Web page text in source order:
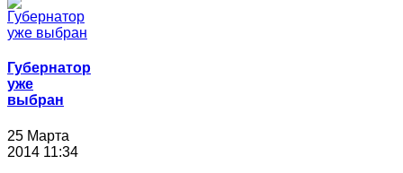
Губернатор
уже
выбран
25 Марта
2014 11:34